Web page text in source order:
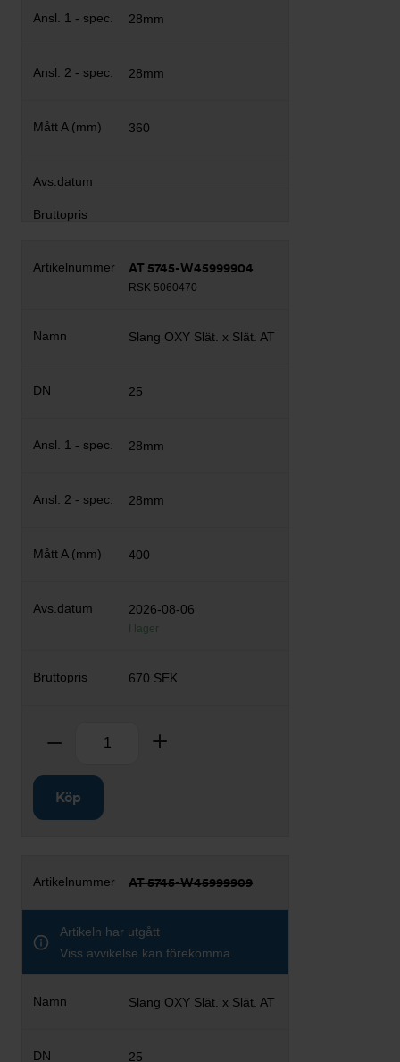
28mm
28mm
360
AT 5745-W45999904
RSK 5060470
Slang OXY Slät. x Slät. AT
25
28mm
28mm
400
2026-08-06
I lager
670 SEK
Ta bort
Köp
AT 5745-W45999909
Artikeln har utgått
Viss avvikelse kan förekomma
Slang OXY Slät. x Slät. AT
25